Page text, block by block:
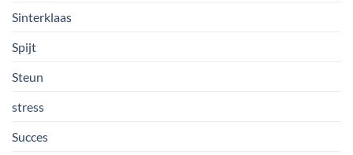
Sinterklaas
Spijt
Steun
stress
Succes